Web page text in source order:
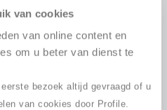
van cookies
van online content en
om u beter van dienst te
bezoek altijd gevraagd of u
van cookies door Profile.
R18 94W
R18 92Y
R18 92Y